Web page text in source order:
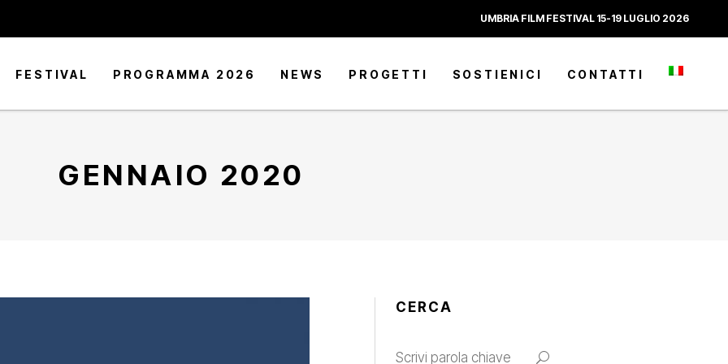
UMBRIA FILM FESTIVAL 15-19 LUGLIO 2026
FESTIVAL PROGRAMMA 2026 NEWS PROGETTI SOSTIENICI CONTATTI
GENNAIO 2020
CERCA
for: